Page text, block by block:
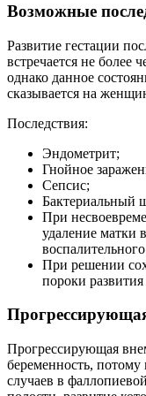
Возможные
Развитие гестации
встречается не более
однако данное
сказывается на
Последствия:
Эндометрит;
Гнойное
Сепсис;
Бактериальный
При
удаление матки
При решении
пороки
Прогрессирующая
беременность, потому
случаев в